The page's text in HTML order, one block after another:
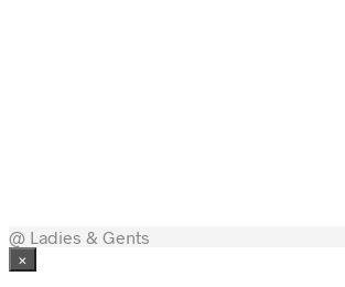
@ Ladies & Gents
×